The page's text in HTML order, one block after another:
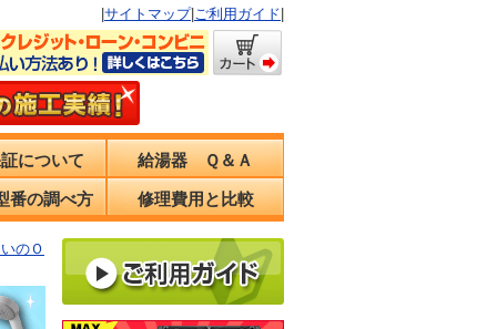
サイトマップ| ご利用ガイド
について 給湯器 Ｑ＆Ａ
番の調べ方 修理費用と比較
のＯ